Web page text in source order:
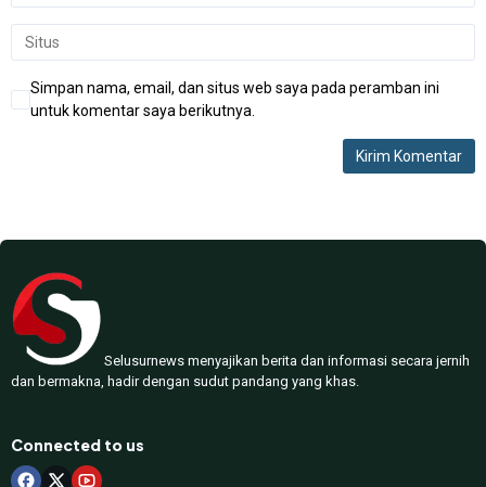
Simpan nama, email, dan situs web saya pada peramban ini
untuk komentar saya berikutnya.
Selusurnews menyajikan berita dan informasi secara jernih
dan bermakna, hadir dengan sudut pandang yang khas.
Connected to us